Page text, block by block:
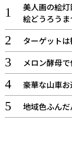
美人画の絵
絵どうろうま
ターゲットは
メロン酵母
豪華な山車
地域色ふん